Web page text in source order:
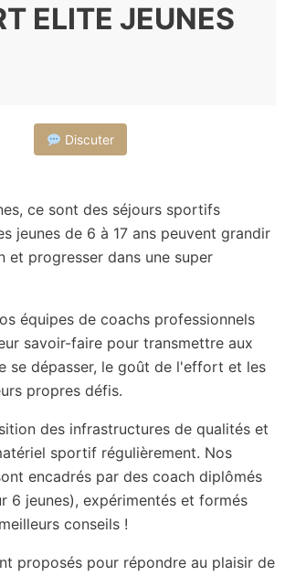
ELITE JEUNES
Discuter
ce sont des séjours sportifs
jeunes de 6 à 17 ans peuvent grandir
et progresser dans une super
équipes de coachs professionnels
savoir-faire pour transmettre aux
se dépasser, le goût de l'effort et les
propres défis.
des infrastructures de qualités et
sportif régulièrement. Nos
encadrés par des coach diplômés
6 jeunes), expérimentés et formés
conseils !
proposés pour répondre au plaisir de